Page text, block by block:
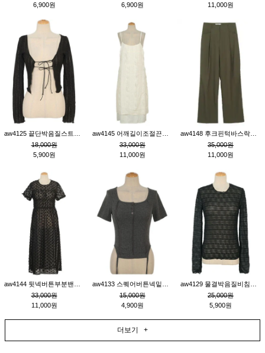
6,900원
6,900원
11,000원
18,000원
5,900원
33,000원
11,000원
35,000원
11,000원
33,000원
11,000원
15,000원
4,900원
25,000원
5,900원
더보기 +